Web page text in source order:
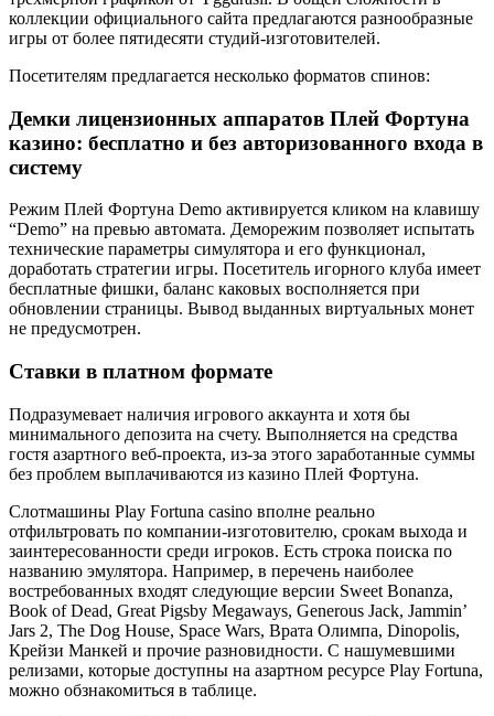
коллекции официального сайта предлагаются разнообразные
игры от более пятидесяти студий-изготовителей.
Посетителям предлагается несколько форматов спинов:
Демки лицензионных аппаратов Плей Фортуна
казино: бесплатно и без авторизованного входа в
систему
Режим Плей Фортуна Demo активируется кликом на клавишу
“Demo” на превью автомата. Деморежим позволяет испытать
технические параметры симулятора и его функционал,
доработать стратегии игры. Посетитель игорного клуба имеет
бесплатные фишки, баланс каковых восполняется при
обновлении страницы. Вывод выданных виртуальных монет
не предусмотрен.
Ставки в платном формате
Подразумевает наличия игрового аккаунта и хотя бы
минимального депозита на счету. Выполняется на средства
гостя азартного веб-проекта, из-за этого заработанные суммы
без проблем выплачиваются из казино Плей Фортуна.
Слотмашины Play Fortuna casino вполне реально
отфильтровать по компании-изготовителю, срокам выхода и
заинтересованности среди игроков. Есть строка поиска по
названию эмулятора. Например, в перечень наиболее
востребованных входят следующие версии Sweet Bonanza,
Book of Dead, Great Pigsby Megaways, Generous Jack, Jammin’
Jars 2, The Dog House, Space Wars, Врата Олимпа, Dinopolis,
Крейзи Манкей и прочие разновидности. С нашумевшими
релизами, которые доступны на азартном ресурсе Play Fortuna,
можно обзнакомиться в таблице.